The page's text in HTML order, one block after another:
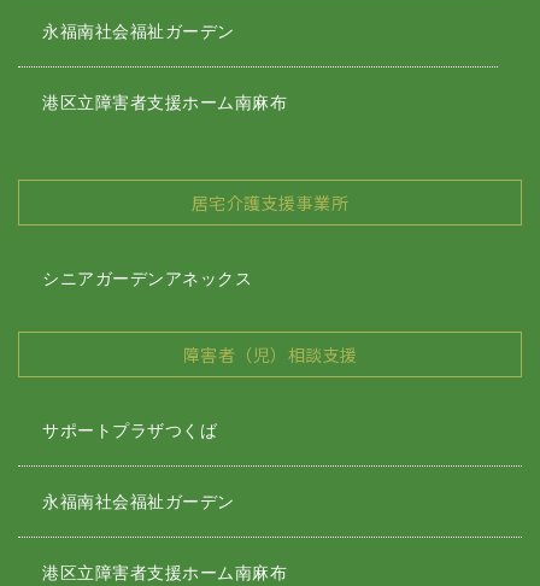
永福南社会福祉ガーデン
港区立障害者支援ホーム南麻布
居宅介護支援事業所
シニアガーデンアネックス
障害者（児）相談支援
サポートプラザつくば
永福南社会福祉ガーデン
港区立障害者支援ホーム南麻布